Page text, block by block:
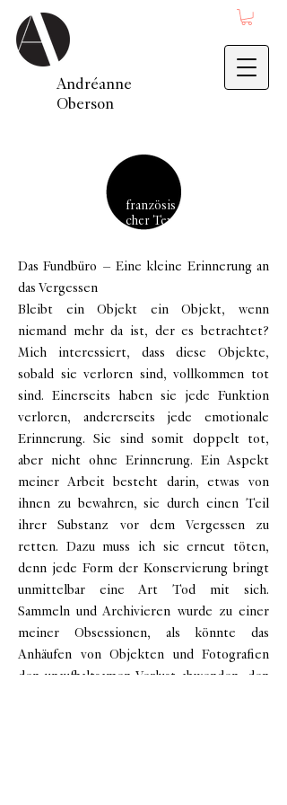
Andréanne
Oberson
französis
cher Text
Das Fundbüro – Eine kleine Erinnerung an
das Vergessen
Bleibt ein Objekt ein Objekt, wenn
niemand mehr da ist, der es betrachtet?
Mich interessiert, dass diese Objekte,
sobald sie verloren sind, vollkommen tot
sind. Einerseits haben sie jede Funktion
verloren, andererseits jede emotionale
Erinnerung. Sie sind somit doppelt tot,
aber nicht ohne Erinnerung. Ein Aspekt
meiner Arbeit besteht darin, etwas von
ihnen zu bewahren, sie durch einen Teil
ihrer Substanz vor dem Vergessen zu
retten. Dazu muss ich sie erneut töten,
denn jede Form der Konservierung bringt
unmittelbar eine Art Tod mit sich.
Sammeln und Archivieren wurde zu einer
meiner Obsessionen, als könnte das
Anhäufen von Objekten und Fotografien
den unaufhaltsamen Verlust abwenden, den